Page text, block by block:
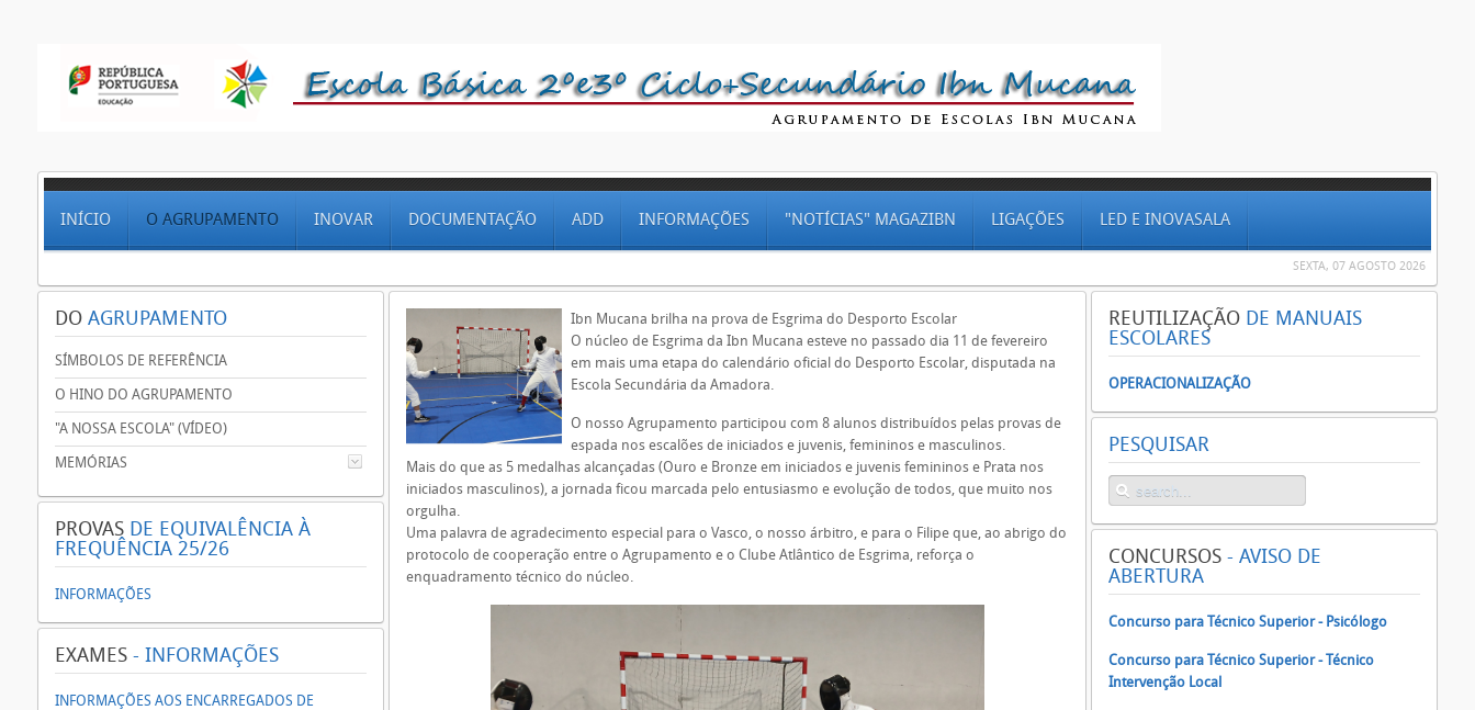
INÍCIO O AGRUPAMENTO INOVAR DOCUMENTAÇÃO ADD INFORMAÇÕES "NOTÍCIAS" MAGAZIBN LIGAÇÕES LED E INOVASALA
SEXTA, 07 AGOSTO 2026
Ibn Mucana brilha na prova de Esgrima do Desporto Escolar
O núcleo de Esgrima da Ibn Mucana esteve no passado dia 11 de fevereiro
em mais uma etapa do calendário oficial do Desporto Escolar, disputada na
Escola Secundária da Amadora.
O nosso Agrupamento participou com 8 alunos distribuídos pelas provas de
espada nos escalões de iniciados e juvenis, femininos e masculinos.
Mais do que as 5 medalhas alcançadas (Ouro e Bronze em iniciados e juvenis femininos e Prata nos
iniciados masculinos), a jornada ficou marcada pelo entusiasmo e evolução de todos, que muito nos
orgulha.
Uma palavra de agradecimento especial para o Vasco, o nosso árbitro, e para o Filipe que, ao abrigo do
protocolo de cooperação entre o Agrupamento e o Clube Atlântico de Esgrima, reforça o
enquadramento técnico do núcleo.
DO AGRUPAMENTO
SÍMBOLOS DE REFERÊNCIA
O HINO DO AGRUPAMENTO
"A NOSSA ESCOLA" (VÍDEO)
MEMÓRIAS
PROVAS DE EQUIVALÊNCIA À
FREQUÊNCIA 25/26
INFORMAÇÕES
EXAMES - INFORMAÇÕES
INFORMAÇÕES AOS ENCARREGADOS DE
REUTILIZAÇÃO DE MANUAIS
ESCOLARES
OPERACIONALIZAÇÃO
PESQUISAR
CONCURSOS - AVISO DE
ABERTURA
Concurso para Técnico Superior - Psicólogo
Concurso para Técnico Superior - Técnico
Intervenção Local